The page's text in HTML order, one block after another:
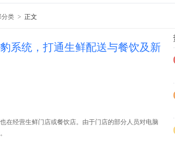
分类 > 正文
系统，打通生鲜配送与餐饮及新
在经营生鲜门店或餐饮店。由于门店的部分人员对电脑